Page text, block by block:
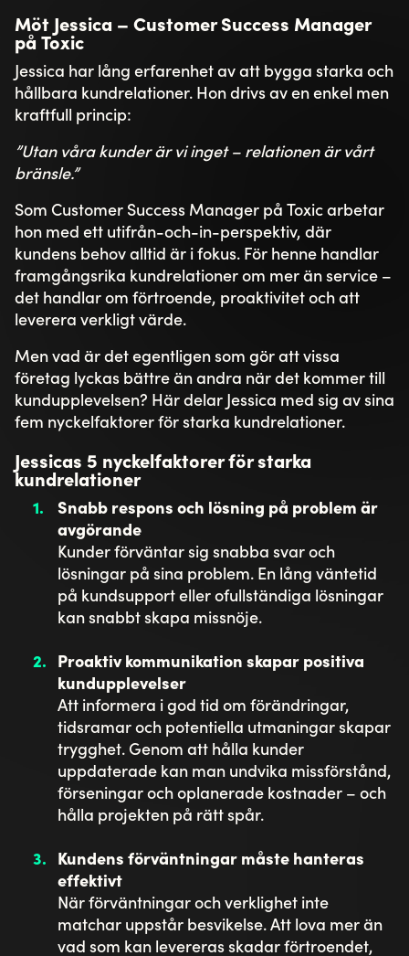
Möt Jessica – Customer Success Manager
på Toxic
Jessica har lång erfarenhet av att bygga starka och
hållbara kundrelationer. Hon drivs av en enkel men
kraftfull princip:
”Utan våra kunder är vi inget – relationen är vårt
bränsle.”
Som Customer Success Manager på Toxic arbetar
hon med ett utifrån-och-in-perspektiv, där
kundens behov alltid är i fokus. För henne handlar
framgångsrika kundrelationer om mer än service –
det handlar om förtroende, proaktivitet och att
leverera verkligt värde.
Men vad är det egentligen som gör att vissa
företag lyckas bättre än andra när det kommer till
kundupplevelsen? Här delar Jessica med sig av sina
fem nyckelfaktorer för starka kundrelationer.
Jessicas 5 nyckelfaktorer för starka
kundrelationer
Snabb respons och lösning på problem är
avgörande
Kunder förväntar sig snabba svar och
lösningar på sina problem. En lång väntetid
på kundsupport eller ofullständiga lösningar
kan snabbt skapa missnöje.
Proaktiv kommunikation skapar positiva
kundupplevelser
Att informera i god tid om förändringar,
tidsramar och potentiella utmaningar skapar
trygghet. Genom att hålla kunder
uppdaterade kan man undvika missförstånd,
förseningar och oplanerade kostnader – och
hålla projekten på rätt spår.
Kundens förväntningar måste hanteras
effektivt
När förväntningar och verklighet inte
matchar uppstår besvikelse. Att lova mer än
vad som kan levereras skadar förtroendet,